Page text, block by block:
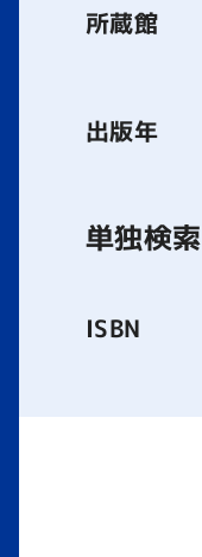
所蔵館
出版年
単独検索
ISBN